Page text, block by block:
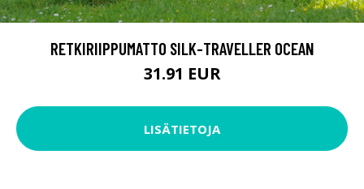
RETKIRIIPPUMATTO SILK-TRAVELLER OCEAN
31.91 EUR
LISÄTIETOJA